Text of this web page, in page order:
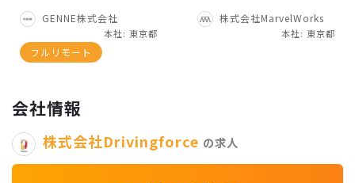
そして一緒にお仕事をするうえで
何事にも意欲的で明るい人
きちんと相談できる人（報連相ができる人）
といった人を求めています！
GENNE株式会社
本社: 東京都
フルリモート
る超実践型インターンプ
ログラム「飛躍（HIYAK
株式会社MarvelWorks
本社: 東京都
会社情報
株式会社Drivingforce の求人